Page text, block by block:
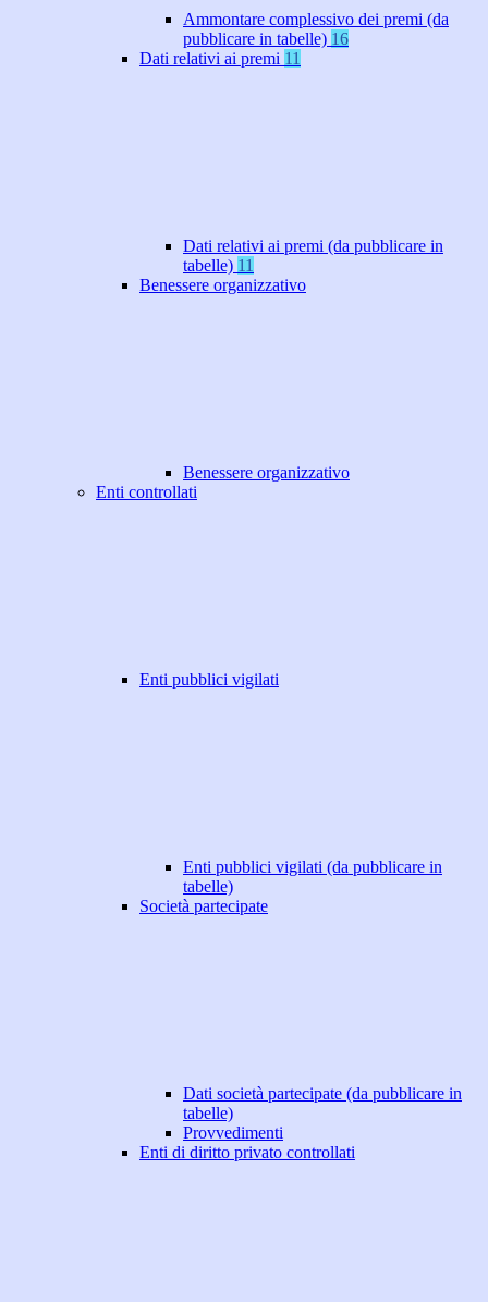
Ammontare complessivo dei premi (da
pubblicare in tabelle) 16
Dati relativi ai premi 11
Dati relativi ai premi (da pubblicare in
tabelle) 11
Benessere organizzativo
Benessere organizzativo
Enti controllati
Enti pubblici vigilati
Enti pubblici vigilati (da pubblicare in
tabelle)
Società partecipate
Dati società partecipate (da pubblicare in
tabelle)
Provvedimenti
Enti di diritto privato controllati